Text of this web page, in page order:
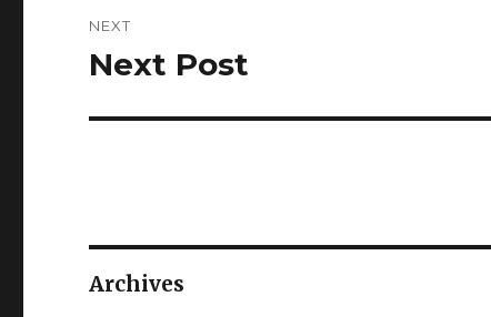
NEXT
Next
Next Post
Archives